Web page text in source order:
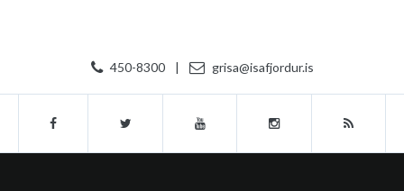
450-8300 | grisa@isafjordur.is